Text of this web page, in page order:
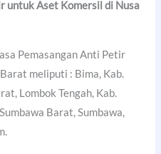
untuk Aset Komersil di Nusa
Pemasangan Anti Petir
meliputi : Bima, Kab.
Lombok Tengah, Kab.
Barat, Sumbawa,